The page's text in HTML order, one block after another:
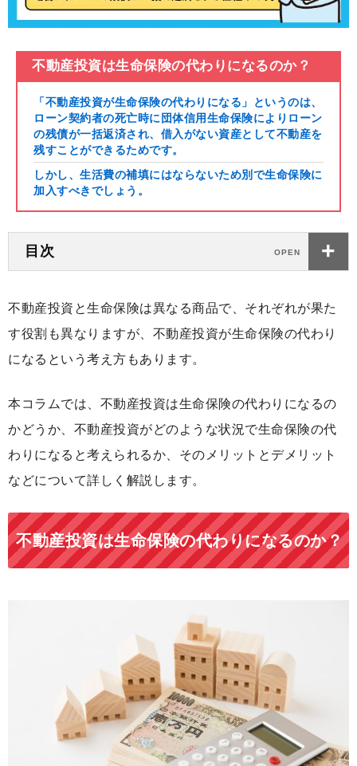
不動産投資は生命保険の代わりになるのか？
「不動産投資が生命保険の代わりになる」というのは、
ローン契約者の死亡時に団体信用生命保険によりローン
の残債が一括返済され、借入がない資産として不動産を
残すことができるためです。
しかし、生活費の補填にはならないため別で生命保険に
加入すべきでしょう。
目次
不動産投資と生命保険は異なる商品で、それぞれが果た
す役割も異なりますが、不動産投資が生命保険の代わり
になるという考え方もあります。
本コラムでは、不動産投資は生命保険の代わりになるの
かどうか、不動産投資がどのような状況で生命保険の代
わりになると考えられるか、そのメリットとデメリット
などについて詳しく解説します。
不動産投資は生命保険の代わりになるのか？